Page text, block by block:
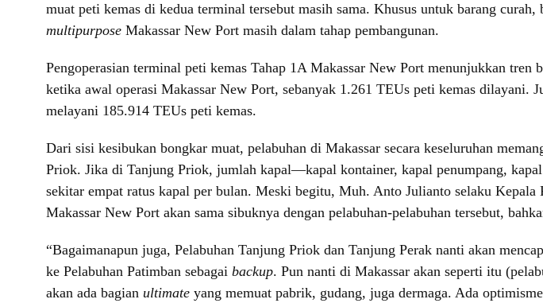
muat peti kemas di kedua terminal tersebut masih sama. Khusus untuk barang
multipurpose Makassar New Port masih dalam tahap pembangunan.
Pengoperasian terminal peti kemas Tahap 1A Makassar New Port menunjukkan
ketika awal operasi Makassar New Port, sebanyak 1.261 TEUs peti kemas dilayani.
melayani 185.914 TEUs peti kemas.
Dari sisi kesibukan bongkar muat, pelabuhan di Makassar secara keseluruhan
Priok. Jika di Tanjung Priok, jumlah kapal—kapal kontainer, kapal penumpang,
sekitar empat ratus kapal per bulan. Meski begitu, Muh. Anto Julianto selaku
Makassar New Port akan sama sibuknya dengan pelabuhan-pelabuhan tersebut,
“Bagaimanapun juga, Pelabuhan Tanjung Priok dan Tanjung Perak nanti akan
ke Pelabuhan Patimban sebagai backup. Pun nanti di Makassar akan seperti itu
akan ada bagian ultimate yang memuat pabrik, gudang, juga dermaga. Ada